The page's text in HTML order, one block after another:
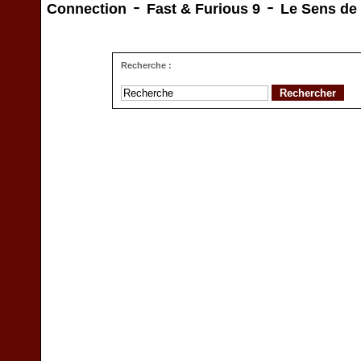
Connection - Fast & Furious 9 - Le Sens
Recherche :